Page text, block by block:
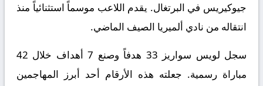
جيوكيريس في البرتغال. يقدم اللاعب موسماً استثنائياً منذ
انتقاله من نادي ألميريا الصيف الماضي.
سجل لويس سواريز 33 هدفاً وصنع 7 أهداف خلال 42
مباراة رسمية. جعلته هذه الأرقام أحد أبرز المهاجمين